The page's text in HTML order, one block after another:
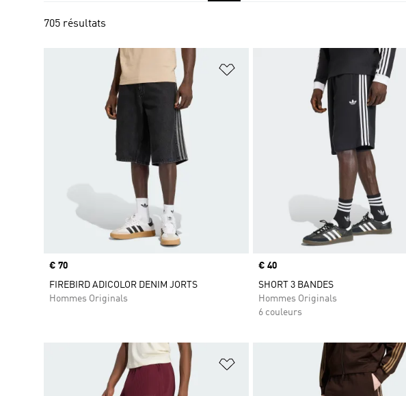
705 résultats
Ajouter à la Liste de produits favoris
Prix
€ 70
FIREBIRD ADICOLOR DENIM JORTS
Hommes Originals
Prix
€ 40
SHORT 3 BANDES
Hommes Originals
6 couleurs
Ajouter à la Liste de produits favoris